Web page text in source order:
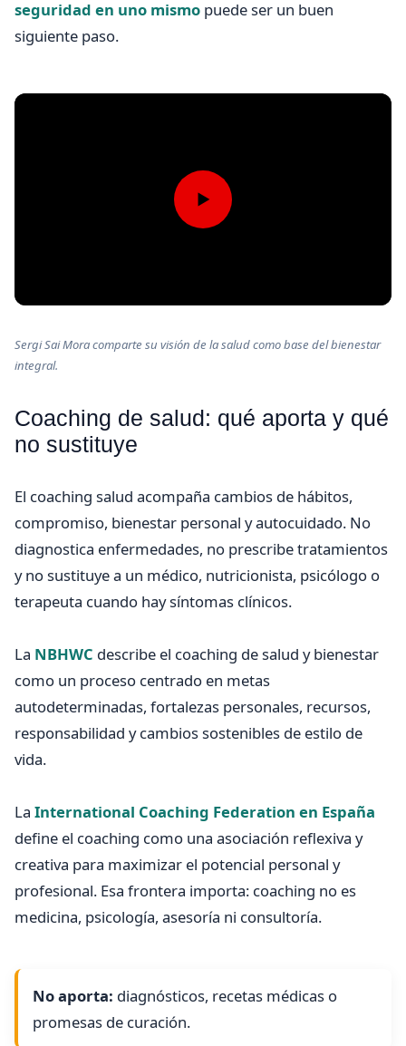
seguridad en uno mismo puede ser un buen
siguiente paso.
▶
Sergi Sai Mora comparte su visión de la salud como base del bienestar
integral.
Coaching de salud: qué aporta y qué
no sustituye
El coaching salud acompaña cambios de hábitos,
compromiso, bienestar personal y autocuidado. No
diagnostica enfermedades, no prescribe tratamientos
y no sustituye a un médico, nutricionista, psicólogo o
terapeuta cuando hay síntomas clínicos.
La NBHWC describe el coaching de salud y bienestar
como un proceso centrado en metas
autodeterminadas, fortalezas personales, recursos,
responsabilidad y cambios sostenibles de estilo de
vida.
La International Coaching Federation en España
define el coaching como una asociación reflexiva y
creativa para maximizar el potencial personal y
profesional. Esa frontera importa: coaching no es
medicina, psicología, asesoría ni consultoría.
No aporta: diagnósticos, recetas médicas o
promesas de curación.